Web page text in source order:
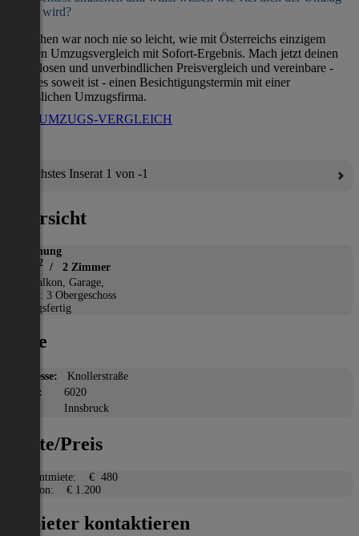
kosten wird?
Umziehen war noch nie so leicht, wie mit Österreichs einzigem
direkten Umzugsvergleich mit Sofort-Ergebnis. Mach jetzt deinen
kostenlosen und unverbindlichen Preisvergleich und vereinbare -
wenn es soweit ist - einen Besichtigungstermin mit einer
verlässlichen Umzugsfirma.
ZUM UMZUGS-VERGLEICH
Nächstes Inserat 1 von -1
Übersicht
Wohnung
2 / 2 Zimmer
Balkon, Garage,
Etage: 3 Obergeschoss
Bezugsfertig
Lage
Adresse:
Knollerstraße
PLZ:
6020
Innsbruck
Miete/Preis
Gesamtmiete:
€ 480
Kaution:
€ 1.200
Anbieter kontaktieren